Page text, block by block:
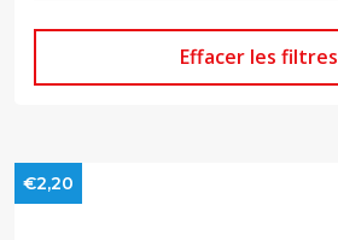
Effacer les filtres
€2,20